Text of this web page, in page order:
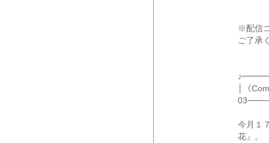
※配信
ご了承
│《
今月１
花』。